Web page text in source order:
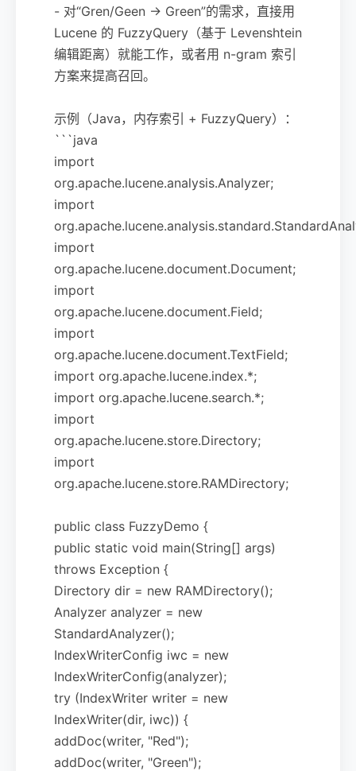
- 对“Gren/Geen → Green”的需求，直接用
Lucene 的 FuzzyQuery（基于 Levenshtein
编辑距离）就能工作，或者用 n-gram 索引
方案来提高召回。
示例（Java，内存索引 + FuzzyQuery）：
```java
import
org.apache.lucene.analysis.Analyzer;
import
import
org.apache.lucene.document.Document;
import
org.apache.lucene.document.Field;
import
org.apache.lucene.document.TextField;
import org.apache.lucene.index.*;
import org.apache.lucene.search.*;
import
org.apache.lucene.store.Directory;
import
org.apache.lucene.store.RAMDirectory;
public class FuzzyDemo {
public static void main(String[] args)
throws Exception {
Directory dir = new RAMDirectory();
Analyzer analyzer = new
StandardAnalyzer();
IndexWriterConfig iwc = new
IndexWriterConfig(analyzer);
try (IndexWriter writer = new
IndexWriter(dir, iwc)) {
addDoc(writer, "Red");
addDoc(writer, "Green");